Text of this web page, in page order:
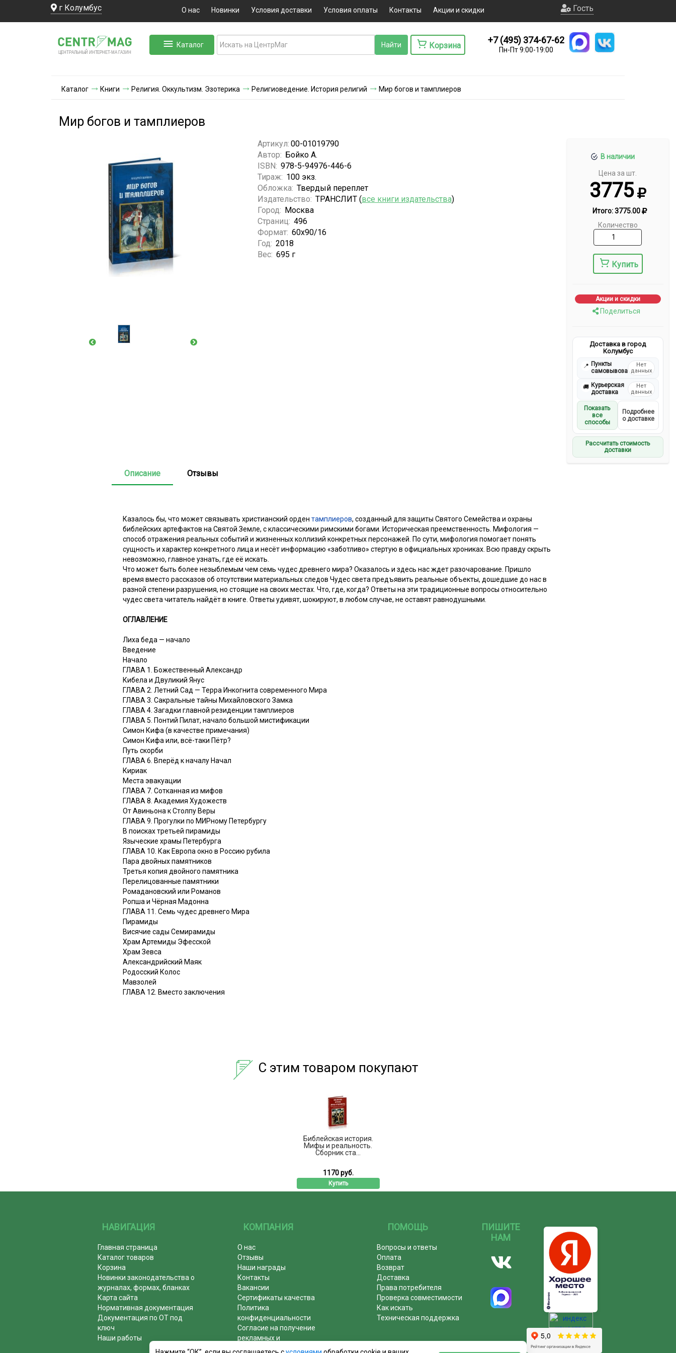
г Колумбус О нас Новинки Условия доставки Условия оплаты Контакты Акции и скидки Гость
ЦЕНТРАЛЬНЫЙ ИНТЕРНЕТ-МА ГАЗИН
Каталог Корзина
+7 (495) 374-67-62
Пн-Пт 9:00-19:00
Каталог Книги Религия. Оккультизм. Эзотерика Религиоведение. История религий Мир богов и тамплиеров
Мир богов и тамплиеров
В наличии
Цена за шт.
3775
Итого:3775.00
Количество
Купить
Акции и скидки
Поделиться
Доставка в город
Колумбус
📍 Пункты
самовывоза
Нет
данных
🚚 Курьерская
доставка
Нет
данных
Показать
все
способы
Подробнее
о доставке
Рассчитать стоимость
доставки
Артикул: 00-01019790
Автор: Бойко А.
ISBN: 978-5-94976-446-6
Тираж: 100 экз.
Обложка: Твердый переплет
Издательство: ТРАНСЛИТ (все книги издательства)
Город: Москва
Страниц: 496
Формат: 60х90/16
Год: 2018
Вес: 695 г
Описание Отзывы
Казалось бы, что может связывать христианский орден тамплиеров, созданный для защиты Святого Семейства и охраны
библейских артефактов на Святой Земле, с классическими римскими богами. Историческая преемственность. Мифология —
способ отражения реальных событий и жизненных коллизий конкретных персонажей. По сути, мифология помогает понять
сущность и характер конкретного лица и несёт информацию «заботливо» стертую в официальных хрониках. Всю правду скрыть
невозможно, главное узнать, где её искать.
Что может быть более незыблемым чем семь чудес древнего мира? Оказалось и здесь нас ждет разочарование. Пришло
время вместо рассказов об отсутствии материальных следов Чудес света предъявить реальные объекты, дошедшие до нас в
разной степени разрушения, но стоящие на своих местах. Что, где, когда? Ответы на эти традиционные вопросы относительно
чудес света читатель найдёт в книге. Ответы удивят, шокируют, в любом случае, не оставят равнодушными.
ОГЛАВЛЕНИЕ
Лиха беда — начало
Введение
Начало
ГЛАВА 1. Божественный Александр
Кибела и Двуликий Янус
ГЛАВА 2. Летний Сад — Терра Инкогнита современного Мира
ГЛАВА 3. Сакральные тайны Михайловского Замка
ГЛАВА 4. Загадки главной резиденции тамплиеров
ГЛАВА 5. Понтий Пилат, начало большой мистификации
Симон Кифа (в качестве примечания)
Симон Кифа или, всё-таки Пётр?
Путь скорби
ГЛАВА 6. Вперёд к началу Начал
Кириак
Места эвакуации
ГЛАВА 7. Сотканная из мифов
ГЛАВА 8. Академия Художеств
От Авиньона к Столпу Веры
ГЛАВА 9. Прогулки по МИРному Петербургу
В поисках третьей пирамиды
Языческие храмы Петербурга
ГЛАВА 10. Как Европа окно в Россию рубила
Пара двойных памятников
Третья копия двойного памятника
Перелицованные памятники
Ромадановский или Романов
Ропша и Чёрная Мадонна
ГЛАВА 11. Семь чудес древнего Мира
Пирамиды
Висячие сады Семирамиды
Храм Артемиды Эфесской
Храм Зевса
Александрийский Маяк
Родосский Колос
Мавзолей
ГЛАВА 12. Вместо заключения
С этим товаром покупают
Библейская история.
Мифы и реальность.
Сборник ста...
1170 руб.
Купить
НАВИГАЦИЯ
Главная страница
Каталог товаров
Корзина
Новинки законодательства о
журналах, формах, бланках
Карта сайта
Нормативная документация
Документация по ОТ под
ключ
Наши работы
КОМПАНИЯ
О нас
Отзывы
Наши награды
Контакты
Вакансии
Сертификаты качества
Политика
конфиденциальности
Согласие на получение
рекламных и
информационных рассылок
ПОМОЩЬ
Вопросы и ответы
Оплата
Возврат
Доставка
Права потребителя
Проверка совместимости
Как искать
Техническая поддержка
ПИШИТЕ
НАМ